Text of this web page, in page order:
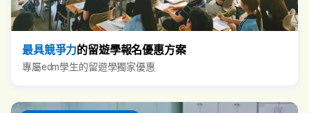
最具競爭力的留遊學報名優惠方案
專屬edm學生的留遊學獨家優惠